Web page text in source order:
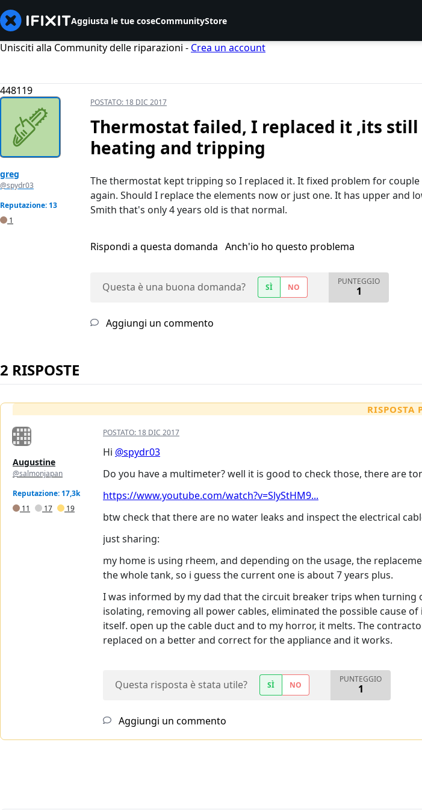
Aggiusta le tue coseCommunityStore
Unisciti alla Community delle riparazioni - Crea un account
448119
greg
@spydr03
Reputazione: 13
1
POSTATO: 18 DIC 2017
Thermostat failed, I replaced it ,its still
heating and tripping
The thermostat kept tripping so I replaced it. It fixed problem for
again. Should I replace the elements now or just one. It has upper and
Smith that's only 4 years old is that normal.
Rispondi a questa domanda Anch'io ho questo problema
Questa è una buona domanda? SÌ NO
PUNTEGGIO
1
Aggiungi un commento
2 RISPOSTE
RISPOSTA
Augustine
@salmonjapan
Reputazione: 17,3k
11
17 19
POSTATO: 18 DIC 2017
Hi @spydr03
Do you have a multimeter? well it is good to check those, there are
https://www.youtube.com/watch?v=SlyStHM9...
btw check that there are no water leaks and inspect the electrical
just sharing:
my home is using rheem, and depending on the usage, the
the whole tank, so i guess the current one is about 7 years plus.
I was informed by my dad that the circuit breaker trips when
isolating, removing all power cables, eliminated the possible cause
itself. open up the cable duct and to my horror, it melts. The
replaced on a better and correct for the appliance and it works.
Questa risposta è stata utile? SÌ NO
PUNTEGGIO
1
Aggiungi un commento